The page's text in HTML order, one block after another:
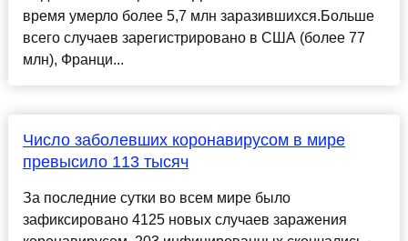
время умерло более 5,7 млн заразившихся.Больше
всего случаев зарегистрировано в США (более 77
млн), Франци...
Число заболевших коронавирусом в мире
превысило 113 тысяч
За последние сутки во всем мире было
зафиксировано 4125 новых случаев заражения